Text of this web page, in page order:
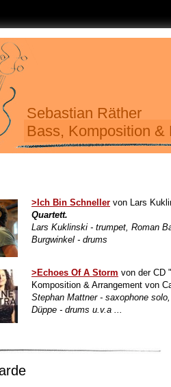
Sebastian Räther
Bass, Komposition &
>Ich Bin Schneller von Lars
Quartett.
Lars Kuklinski - trumpet, Roman
Burgwinkel - drums
>Echoes Of A Storm von der CD
Komposition & Arrangement von
Stephan Mattner - saxophone
Düppe - drums u.v.a ...